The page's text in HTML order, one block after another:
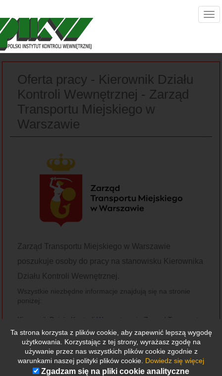
Oferta pracy - Kierownik Działu
Kontroli Wewnętrznej - Zarząd
Transportu Miejskiego w
Warszawie
Zarząd Transportu Miejskiego w Warszawie
poszukuje osoby do pracy na stanowisku Kierownika
Działu Kontroli Wewnętrznej.
Wszystkie niezbędne informacje znajdują się na stronie
poniżej:
Kierownik Działu Kontroli Wewnętrznej - Zarząd Transportu
Miejskiego
Termin składania ofert upływa 14 marca 2025r.
Miejsce pracy: Warszawa.
Ta strona korzysta z plików cookie, aby zapewnić lepszą wygodę
użytkowania. Korzystając z tej strony, wyrażasz zgodę na
używanie przez nas wszystkich plików cookie zgodnie z
warunkami naszej polityki plików cookie. Dowiedz się więcej
Zgadzam się na pliki cookie analityczne